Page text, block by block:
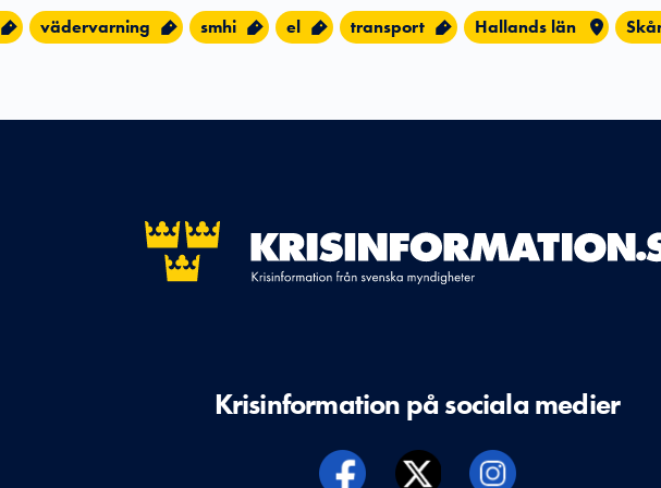
vädervarning smhi el transport Hallands län
Krisinformation på sociala medier